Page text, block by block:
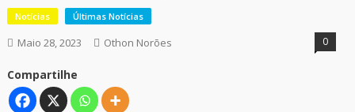
Notícias Últimas Notícias
Maio 28, 2023 Othon Norões 0
Compartilhe